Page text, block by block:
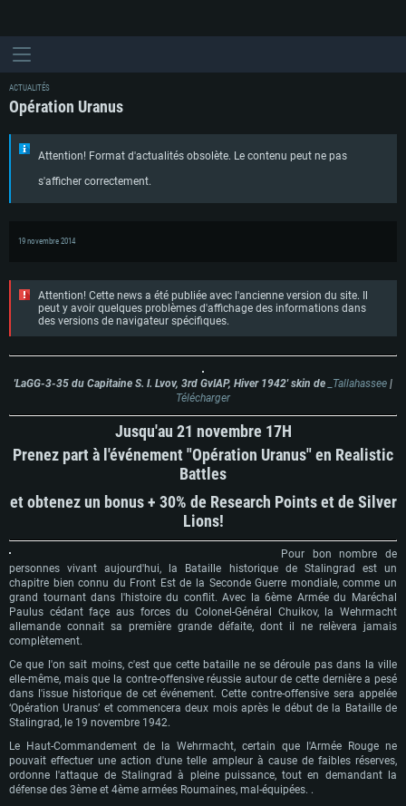
CONFIGURATION SYSTÈME REQUISE
Pour PC
Pour Linux
Minimum
OS: Windows 10 (64 bit)
Processeur: Dual-Core 2.2 GHz
Mémoire: 4 GB
Minimum
OS: Mac OS Big Sur 11.0 ou plus récent
Processeur: Core i5, minimum 2.2GHz (Les processeurs Intel Xeon ne sont
pas supportés)
Mémoire: 6 GB
Minimum
OS: Les configurations Linux 64 bits les plus modernes
Processeur: Dual-Core 2.4 GHz
Mémoire: 4 GB
ACTUALITÉS
Opération Uranus
Attention! Format d'actualités obsolète. Le contenu peut ne pas
s'afficher correctement.
19 novembre 2014
Attention! Cette news a été publiée avec l'ancienne version du site. Il
peut y avoir quelques problèmes d'affichage des informations dans
des versions de navigateur spécifiques.
'LaGG-3-35 du Capitaine S. I. Lvov, 3rd GvIAP, Hiver 1942' skin de _Tallahassee |
Télécharger
Jusqu'au 21 novembre 17H
Prenez part à l'événement "Opération Uranus" en Realistic
Battles
et obtenez un bonus + 30% de Research Points et de Silver
Lions!
Pour bon nombre de
personnes vivant aujourd'hui, la Bataille historique de Stalingrad est un
chapitre bien connu du Front Est de la Seconde Guerre mondiale, comme un
grand tournant dans l'histoire du conflit. Avec la 6ème Armée du Maréchal
Paulus cédant façe aus forces du Colonel-Général Chuikov, la Wehrmacht
allemande connait sa première grande défaite, dont il ne relèvera jamais
complètement.
Ce que l'on sait moins, c'est que cette bataille ne se déroule pas dans la ville
elle-même, mais que la contre-offensive réussie autour de cette dernière a pesé
dans l'issue historique de cet événement. Cette contre-offensive sera appelée
‘Opération Uranus’ et commencera deux mois après le début de la Bataille de
Stalingrad, le 19 novembre 1942.
Le Haut-Commandement de la Wehrmacht, certain que l'Armée Rouge ne
pouvait effectuer une action d'une telle ampleur à cause de faibles réserves,
ordonne l'attaque de Stalingrad à pleine puissance, tout en demandant la
défense des 3ème et 4ème armées Roumaines, mal-équipées. .